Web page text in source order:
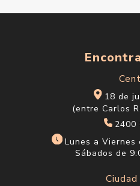
18 de
(entre Carlos
2400
Lunes a Viernes
Sábados de